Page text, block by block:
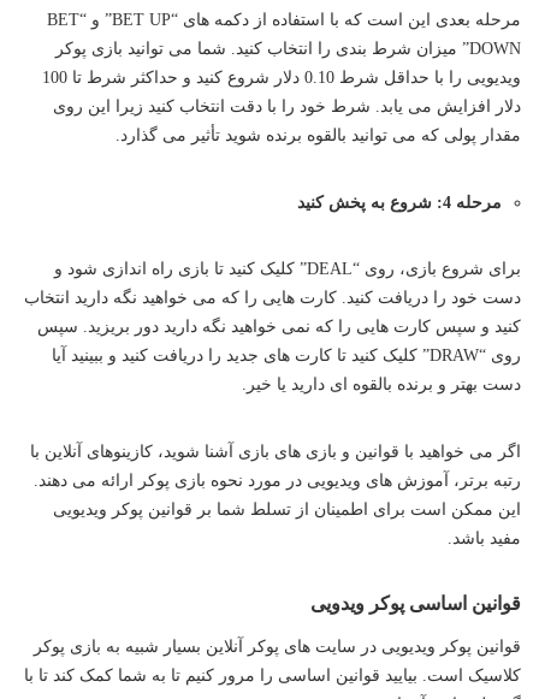
مرحله بعدی این است که با استفاده از دکمه های “BET UP” و “BET
DOWN” میزان شرط بندی را انتخاب کنید. شما می توانید بازی پوکر
ویدیویی را با حداقل شرط 0.10 دلار شروع کنید و حداکثر شرط تا 100
دلار افزایش می یابد. شرط خود را با دقت انتخاب کنید زیرا این روی
مقدار پولی که می توانید بالقوه برنده شوید تأثیر می گذارد.
مرحله 4: شروع به پخش کنید
برای شروع بازی، روی “DEAL” کلیک کنید تا بازی راه اندازی شود و
دست خود را دریافت کنید. کارت هایی را که می خواهید نگه دارید انتخاب
کنید و سپس کارت هایی را که نمی خواهید نگه دارید دور بریزید. سپس
روی “DRAW” کلیک کنید تا کارت های جدید را دریافت کنید و ببینید آیا
دست بهتر و برنده بالقوه ای دارید یا خیر.
اگر می خواهید با قوانین و بازی های بازی آشنا شوید، کازینوهای آنلاین با
رتبه برتر، آموزش های ویدیویی در مورد نحوه بازی پوکر ارائه می دهند.
این ممکن است برای اطمینان از تسلط شما بر قوانین پوکر ویدیویی
مفید باشد.
قوانین اساسی پوکر ویدویی
قوانین پوکر ویدیویی در سایت های پوکر آنلاین بسیار شبیه به بازی پوکر
کلاسیک است. بیایید قوانین اساسی را مرور کنیم تا به شما کمک کند تا با